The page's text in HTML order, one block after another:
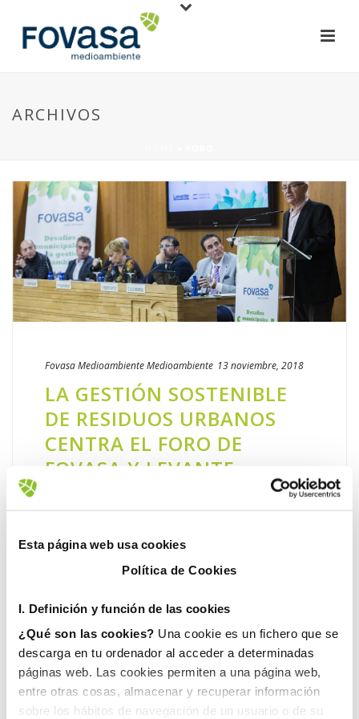
Esta página web usa cookies
Política de Cookies
I. Definición y función de las cookies
¿Qué son las cookies? Una cookie es un fichero que se
descarga en tu ordenador al acceder a determinadas
páginas web. Las cookies permiten a una página web,
entre otras cosas, almacenar y recuperar información
sobre los hábitos de navegación de un usuario o de su
ARCHIVOS
Fovasa MedioambienteMedioambiente 13 noviembre, 2018
​LA GESTIÓN SOSTENIBLE
DE RESIDUOS URBANOS
CENTRA EL FORO DE
FOVASA Y LEVANTE
consumidores se han dado cita esta mañana
en el foro de debate organizado por FOVASA